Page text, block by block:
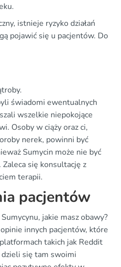
istnieje ryzyko działań
pojawić się u pacjentów. Do
świadomi ewentualnych
wszelkie niepokojące
Osoby w ciąży oraz ci,
nerek, powinni być
Sumycin może nie być
się konsultację z
terapii.
pacjentów
jakie masz obawy?
innych pacjentów, które
takich jak Reddit
się tam swoimi